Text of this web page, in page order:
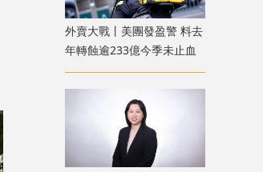
外賣大戰丨美團發盈警 料去
年轉蝕逾233億今季未止血